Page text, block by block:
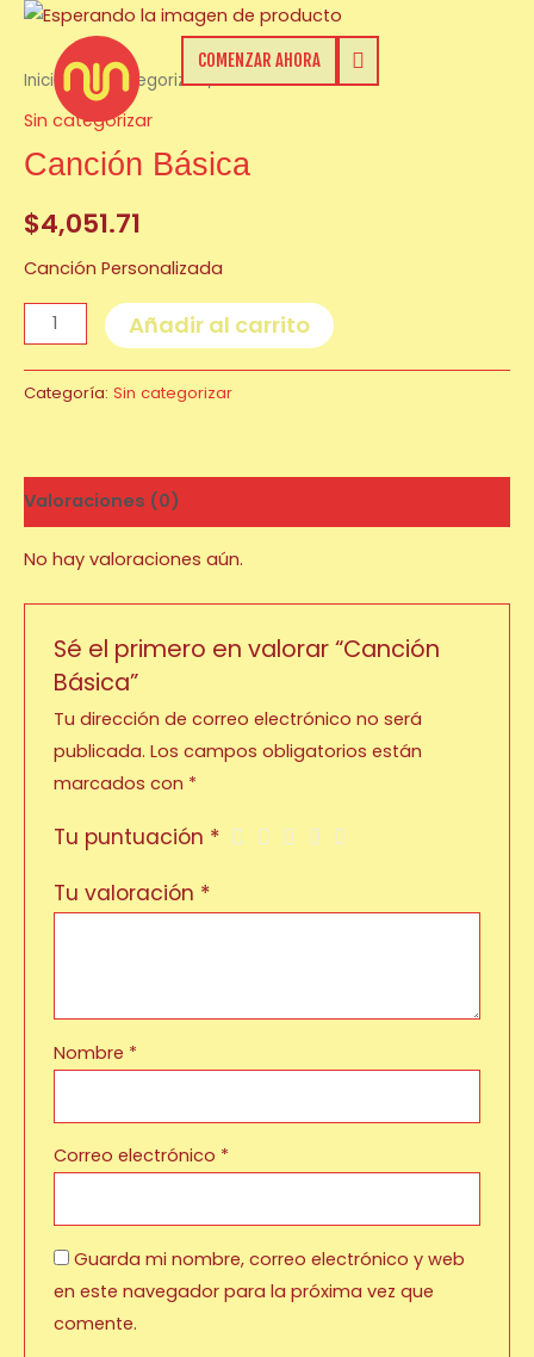
contenido
COMENZAR AHORA
Inicio
Sin categorizar/ Canción Básica
Sin categorizar
Canción Básica
$4,051.71
Canción Personalizada
Canción
Básica
cantidad
Añadir al carrito
Categoría: Sin categorizar
Valoraciones (0)
No hay valoraciones aún.
Sé el primero en valorar “Canción
Básica”
Tu dirección de correo electrónico no será
publicada. Los campos obligatorios están
marcados con *
Tu puntuación *
Tu valoración *
Nombre *
Correo electrónico *
Guarda mi nombre, correo electrónico y web
en este navegador para la próxima vez que
comente.